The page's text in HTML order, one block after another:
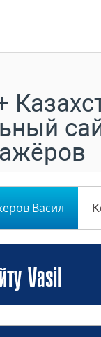
Васил
Vasil